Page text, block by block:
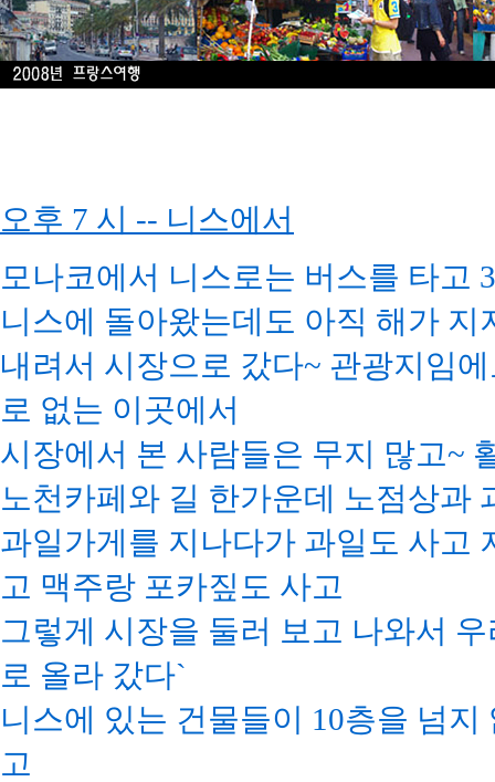
오후 7 시 -- 니스에서
모나코에서 니스로는 버스를 타고
니스에 돌아왔는데도 아직 해가 지
내려서 시장으로 갔다~ 관광지임
로 없는 이곳에서
시장에서 본 사람들은 무지 많고~
노천카페와 길 한가운데 노점상과
과일가게를 지나다가 과일도 사고
고 맥주랑 포카짚도 사고
그렇게 시장을 둘러 보고 나와서
로 올라 갔다`
니스에 있는 건물들이 10층을 넘
고